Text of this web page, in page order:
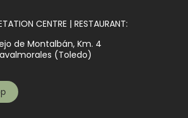
CENTRE | RESTAURANT:
de Montalbán, Km. 4
(Toledo)